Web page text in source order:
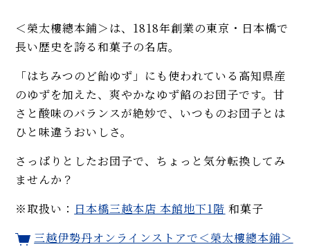
＜榮太樓總本鋪＞は、1818年創業の東京・日本橋で
長い歴史を誇る和菓子の名店。
「はちみつのど飴ゆず」にも使われている高知県産
のゆずを加えた、爽やかなゆず餡のお団子です。甘
さと酸味のバランスが絶妙で、いつものお団子とは
ひと味違うおいしさ。
さっぱりとしたお団子で、ちょっと気分転換してみ
ませんか？
※取扱い： 日本橋三越本店 本館地下1階 和菓子
三越伊勢丹オンラインストアで＜榮太樓總本鋪＞